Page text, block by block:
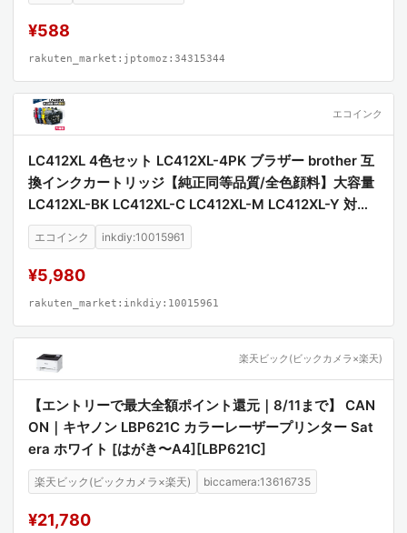
¥588
rakuten_market:jptomoz:34315344
エコインク
LC412XL 4色セット LC412XL-4PK ブラザー brother 互
換インクカートリッジ【純正同等品質/全色顔料】大容量
LC412XL-BK LC412XL-C LC412XL-M LC412XL-Y 対応
プリンター MFC-J7100CDW MFC-J7300CDW 高品質
顔料インク 互換インク
エコインク inkdiy:10015961
¥5,980
rakuten_market:inkdiy:10015961
楽天ビック(ビックカメラ×楽天)
【エントリーで最大全額ポイント還元｜8/11まで】 CAN
ON｜キヤノン LBP621C カラーレーザープリンター Sat
era ホワイト [はがき〜A4][LBP621C]
楽天ビック(ビックカメラ×楽天) biccamera:13616735
¥21,780